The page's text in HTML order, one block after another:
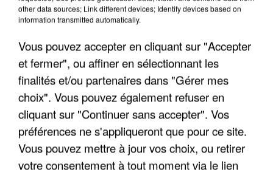
7 août 2026
Algérie
Un cofondateur du réseau avait été interpellé
quelques jours plus tôt.
other data sources; Link different devices; Identify devices based on
information transmitted automatically.
Vous pouvez accepter en cliquant sur "Accepter
et fermer", ou affiner en sélectionnant les
finalités et/ou partenaires dans "Gérer mes
choix". Vous pouvez également refuser en
cliquant sur "Continuer sans accepter". Vos
préférences ne s'appliqueront que pour ce site.
Vous pouvez mettre à jour vos choix, ou retirer
votre consentement à tout moment via le lien